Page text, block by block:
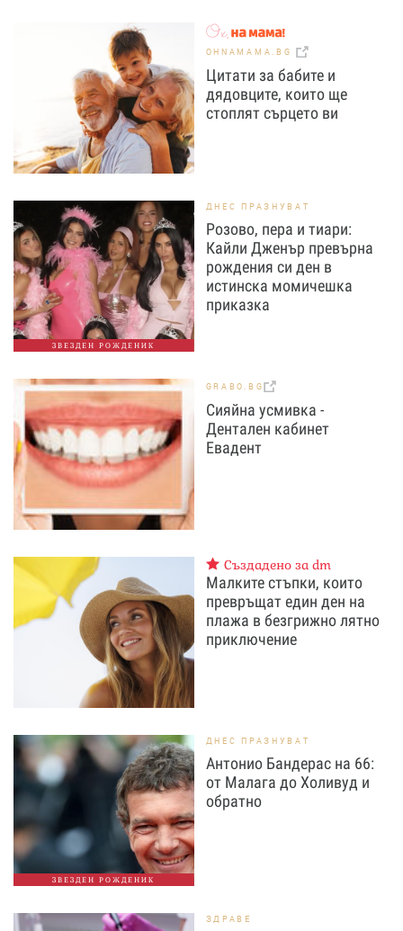
OHNAMAMA.BG
Цитати за бабите и
дядовците, които ще
стоплят сърцето ви
ЗВЕЗДЕН РОЖДЕНИК
ДНЕС ПРАЗНУВАТ
Розово, пера и тиари:
Кайли Дженър превърна
рождения си ден в
истинска момичешка
приказка
GRABO.BG
Сияйна усмивка -
Дентален кабинет
Евадент
Създадено за dm
Малките стъпки, които
превръщат един ден на
плажа в безгрижно лятно
приключение
ЗВЕЗДЕН РОЖДЕНИК
ДНЕС ПРАЗНУВАТ
Антонио Бандерас на 66:
от Малага до Холивуд и
обратно
ЗДРАВЕ